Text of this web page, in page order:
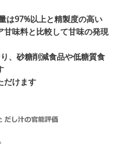
は97%以上と精製度の高い
甘味料と比較して甘味の発現
、砂糖削減食品や低糖質食
だけます